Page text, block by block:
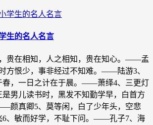
生的名人名言
贵在相知，人之相知，贵在知心。——孟
方恨少，事非经过不知难。——陆游3、
春，一日之计在于晨。——萧绎4、三更灯
是男儿读书时，黑发不知勤学早，白首方
颜真卿5、莫等闲，白了少年头，空悲
、敏而好学，不耻下问。——孔子7、海